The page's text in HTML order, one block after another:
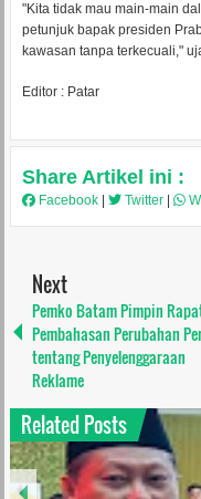
"Kita tidak mau main-main
petunjuk bapak presiden
kawasan tanpa terkecuali,"
Editor : Patar
Share Artikel ini :
Facebook Twitter
Next
Pemko Batam Pimpin
Pembahasan Perubahan
tentang Penyelenggaraan
Reklame
Related Posts